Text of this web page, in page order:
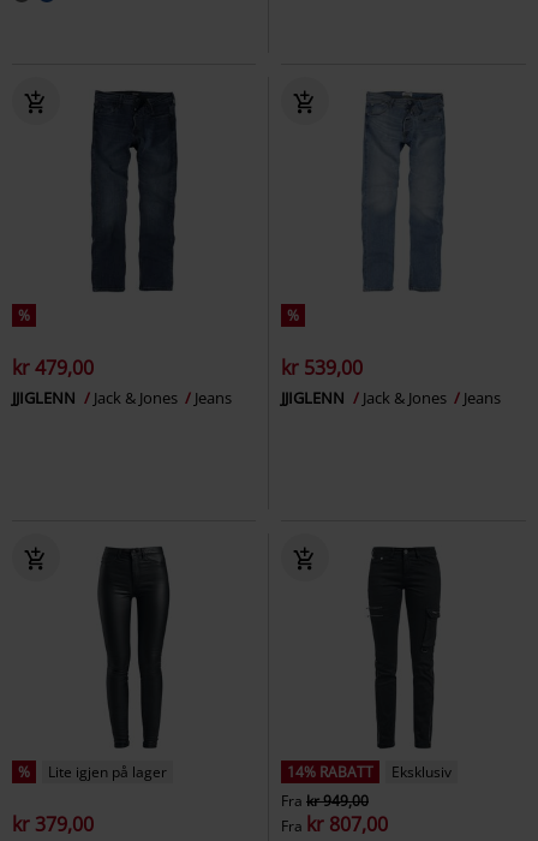
%
kr 479,00
JJIGLENN Jack & Jones Jeans
%
kr 539,00
JJIGLENN Jack & Jones Jeans
% Lite igjen på lager
kr 379,00
14% RABATT
Eksklusiv
Fra kr 949,00
Fra kr 807,00